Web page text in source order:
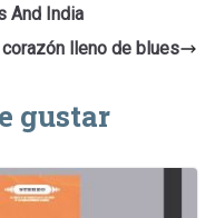
And India
lleno de blues
gustar